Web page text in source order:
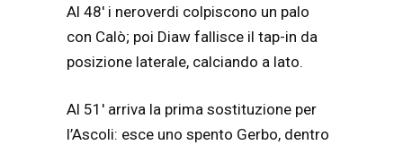
Al 48′ i neroverdi colpiscono un palo
con Calò; poi Diaw fallisce il tap-in da
posizione laterale, calciando a lato.
Al 51′ arriva la prima sostituzione per
l’Ascoli: esce uno spento Gerbo, dentro